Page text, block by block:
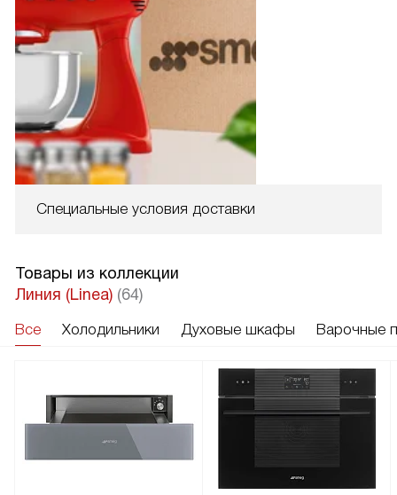
Специальные условия доставки
Товары из коллекции
Линия (Linea) (64)
Все Холодильники Духовые шкафы Варочные